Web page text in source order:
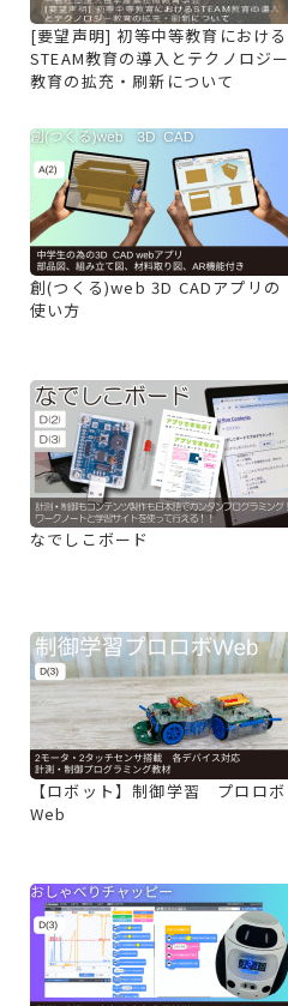
[要望声明] 初等中等教育における
STEAM教育の導入とテクノロジー
教育の拡充・刷新について
創(つくる)web 3D CADアプリの
使い方
なでしこボード
【ロボット】制御学習 プロロボ
Web